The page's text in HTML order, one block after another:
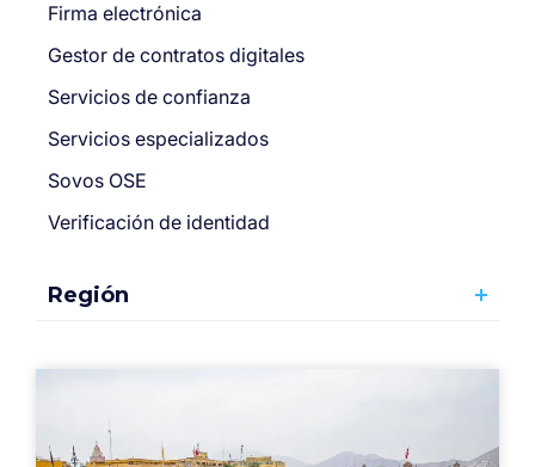
Firma electrónica
Gestor de contratos digitales
Servicios de confianza
Servicios especializados
Sovos OSE
Verificación de identidad
Región